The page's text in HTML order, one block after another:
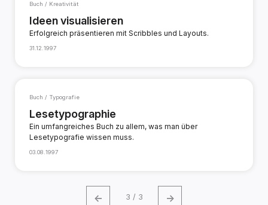
Buch / Kreativität
Ideen visualisieren
Erfolgreich präsentieren mit Scribbles und Layouts.
31.12.1997
Buch / Typografie
Lesetypographie
Ein umfangreiches Buch zu allem, was man über
Lesetypografie wissen muss.
03.08.1997
← 3 / 3 →